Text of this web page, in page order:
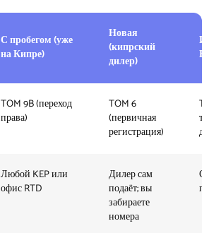
С пробегом (уже
на Кипре)
Новая
(кипрский
дилер)
TOM 9B (переход
права)
TOM 6
(первичная
регистрация)
Любой KEP или
офис RTD
Дилер сам
подаёт; вы
забираете
номера